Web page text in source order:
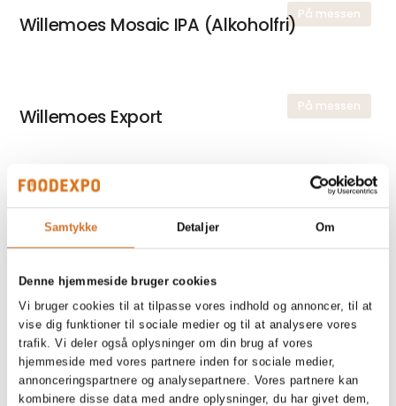
Samtykke Detaljer Om
Denne hjemmeside bruger cookies
Vi bruger cookies til at tilpasse vores indhold og annoncer, til at
vise dig funktioner til sociale medier og til at analysere vores
trafik. Vi deler også oplysninger om din brug af vores
hjemmeside med vores partnere inden for sociale medier,
annonceringspartnere og analysepartnere. Vores partnere kan
kombinere disse data med andre oplysninger, du har givet dem,
På messen
Willemoes Mosaic IPA (Alkoholfri)
På messen
Willemoes Export
På messen
Willemoes Fynsk Blond Ale
Willemoes Brown Ale